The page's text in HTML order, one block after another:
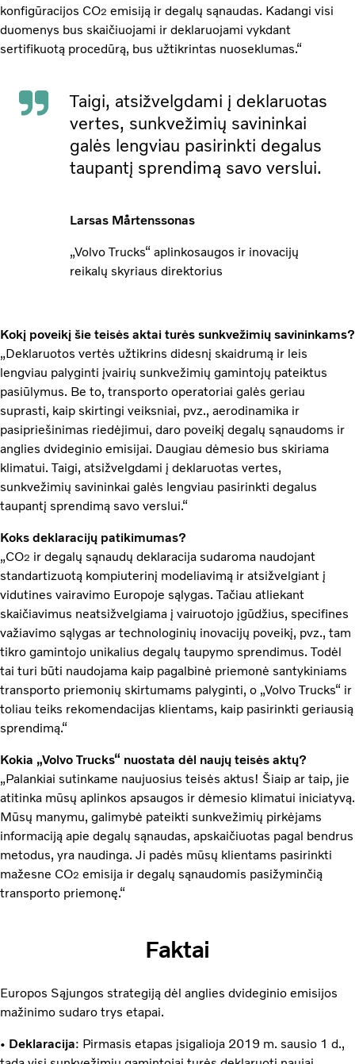
konfigūracijos CO2 emisiją ir degalų sąnaudas. Kadangi visi
duomenys bus skaičiuojami ir deklaruojami vykdant
sertifikuotą procedūrą, bus užtikrintas nuoseklumas.“
Taigi, atsižvelgdami į deklaruotas
vertes, sunkvežimių savininkai
galės lengviau pasirinkti degalus
taupantį sprendimą savo verslui.
Larsas Mårtenssonas
„Volvo Trucks“ aplinkosaugos ir inovacijų
reikalų skyriaus direktorius
Kokį poveikį šie teisės aktai turės sunkvežimių savininkams?
„Deklaruotos vertės užtikrins didesnį skaidrumą ir leis
lengviau palyginti įvairių sunkvežimių gamintojų pateiktus
pasiūlymus. Be to, transporto operatoriai galės geriau
suprasti, kaip skirtingi veiksniai, pvz., aerodinamika ir
pasipriešinimas riedėjimui, daro poveikį degalų sąnaudoms ir
anglies dvideginio emisijai. Daugiau dėmesio bus skiriama
klimatui. Taigi, atsižvelgdami į deklaruotas vertes,
sunkvežimių savininkai galės lengviau pasirinkti degalus
taupantį sprendimą savo verslui.“
Koks deklaracijų patikimumas?
„CO2 ir degalų sąnaudų deklaracija sudaroma naudojant
standartizuotą kompiuterinį modeliavimą ir atsižvelgiant į
vidutines vairavimo Europoje sąlygas. Tačiau atliekant
skaičiavimus neatsižvelgiama į vairuotojo įgūdžius, specifines
važiavimo sąlygas ar technologinių inovacijų poveikį, pvz., tam
tikro gamintojo unikalius degalų taupymo sprendimus. Todėl
tai turi būti naudojama kaip pagalbinė priemonė santykiniams
transporto priemonių skirtumams palyginti, o „Volvo Trucks“ ir
toliau teiks rekomendacijas klientams, kaip pasirinkti geriausią
sprendimą.“
Kokia „Volvo Trucks“ nuostata dėl naujų teisės aktų?
„Palankiai sutinkame naujuosius teisės aktus! Šiaip ar taip, jie
atitinka mūsų aplinkos apsaugos ir dėmesio klimatui iniciatyvą.
Mūsų manymu, galimybė pateikti sunkvežimių pirkėjams
informaciją apie degalų sąnaudas, apskaičiuotas pagal bendrus
metodus, yra naudinga. Ji padės mūsų klientams pasirinkti
mažesne CO2 emisija ir degalų sąnaudomis pasižyminčią
transporto priemonę.“
Faktai
Europos Sąjungos strategiją dėl anglies dvideginio emisijos
mažinimo sudaro trys etapai.
• Deklaracija: Pirmasis etapas įsigalioja 2019 m. sausio 1 d.,